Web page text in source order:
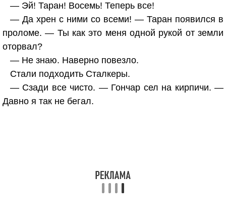
— Эй! Таран! Восемь! Теперь все!
— Да хрен с ними со всеми! — Таран появился в
проломе. — Ты как это меня одной рукой от земли
оторвал?
— Не знаю. Наверно повезло.
Стали подходить Сталкеры.
— Сзади все чисто. — Гончар сел на кирпичи. —
Давно я так не бегал.